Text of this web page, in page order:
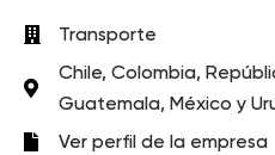
Transporte
Chile, Colombia,
Guatemala, México y
Ver perfil de la empresa